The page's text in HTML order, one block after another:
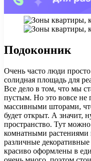
Подоконник
Очень часто люди
солидная площадь для
Все дело в том, что мы
пустым. Но это вовсе не
массивными шторами,
будет открыт. А значит,
пространство. Тут
комнатными
различные
красиво оформлены в